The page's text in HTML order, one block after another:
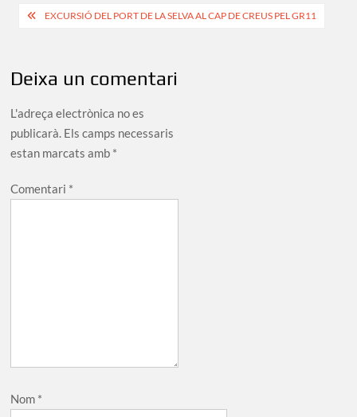
Navegació
EXCURSIÓ DEL PORT DE LA SELVA AL CAP DE CREUS PEL GR11
Deixa un comentari
L'adreça electrònica no es
publicarà. Els camps necessaris
estan marcats amb *
Comentari *
Nom *